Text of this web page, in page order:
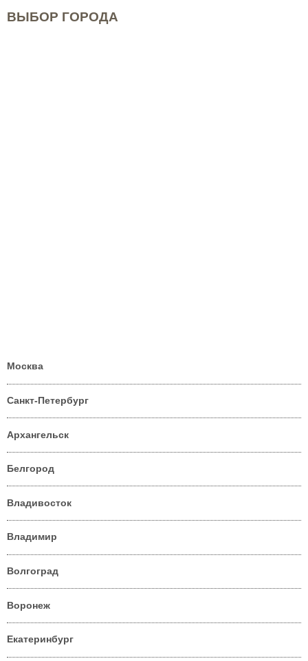
ВЫБОР ГОРОДА
Москва
Санкт-Петербург
Архангельск
Белгород
Владивосток
Владимир
Волгоград
Воронеж
Екатеринбург